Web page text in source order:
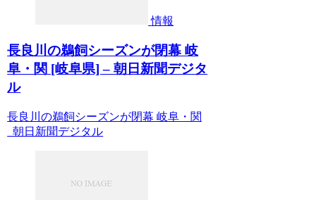
情報
長良川の鵜飼シーズンが閉幕 岐
阜・関 [岐阜県] – 朝日新聞デジタ
ル
長良川の鵜飼シーズンが閉幕 岐阜・関
朝日新聞デジタル